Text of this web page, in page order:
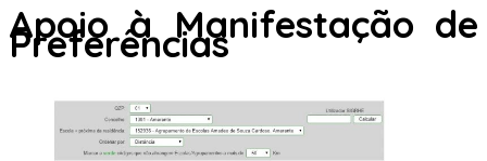
Apoio à Manifestação de
Preferências